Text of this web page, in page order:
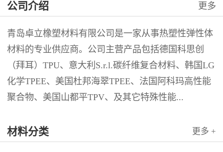
公司介绍 更多
青岛卓立橡塑材料有限公司是一家从事热塑性弹性体
材料的专业供应商。公司主营产品包括德国科思创
（拜耳）TPU、意大利S.r.l.碳纤维复合材料、韩国LG
化学TPEE、美国杜邦海翠TPEE、法国阿科玛高性能
聚合物、美国山都平TPV、及其它特殊性能...
材料分类 更多 +